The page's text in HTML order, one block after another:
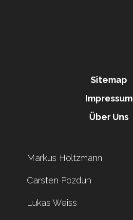
Sitemap
Impressum
Über Uns
Markus Holtzmann
Carsten Pozdun
Lukas Weiss